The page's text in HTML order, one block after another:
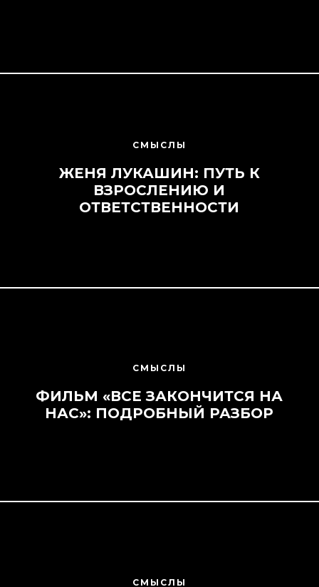
СМЫСЛЫ
ЖЕНЯ ЛУКАШИН: ПУТЬ К
ВЗРОСЛЕНИЮ И
ОТВЕТСТВЕННОСТИ
СМЫСЛЫ
ФИЛЬМ «ВСЕ ЗАКОНЧИТСЯ НА
НАС»: ПОДРОБНЫЙ РАЗБОР
СМЫСЛЫ